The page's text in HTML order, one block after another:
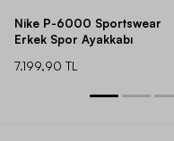
Nike P-6000 Sportswear
Erkek Spor Ayakkabı
7.199,90 TL